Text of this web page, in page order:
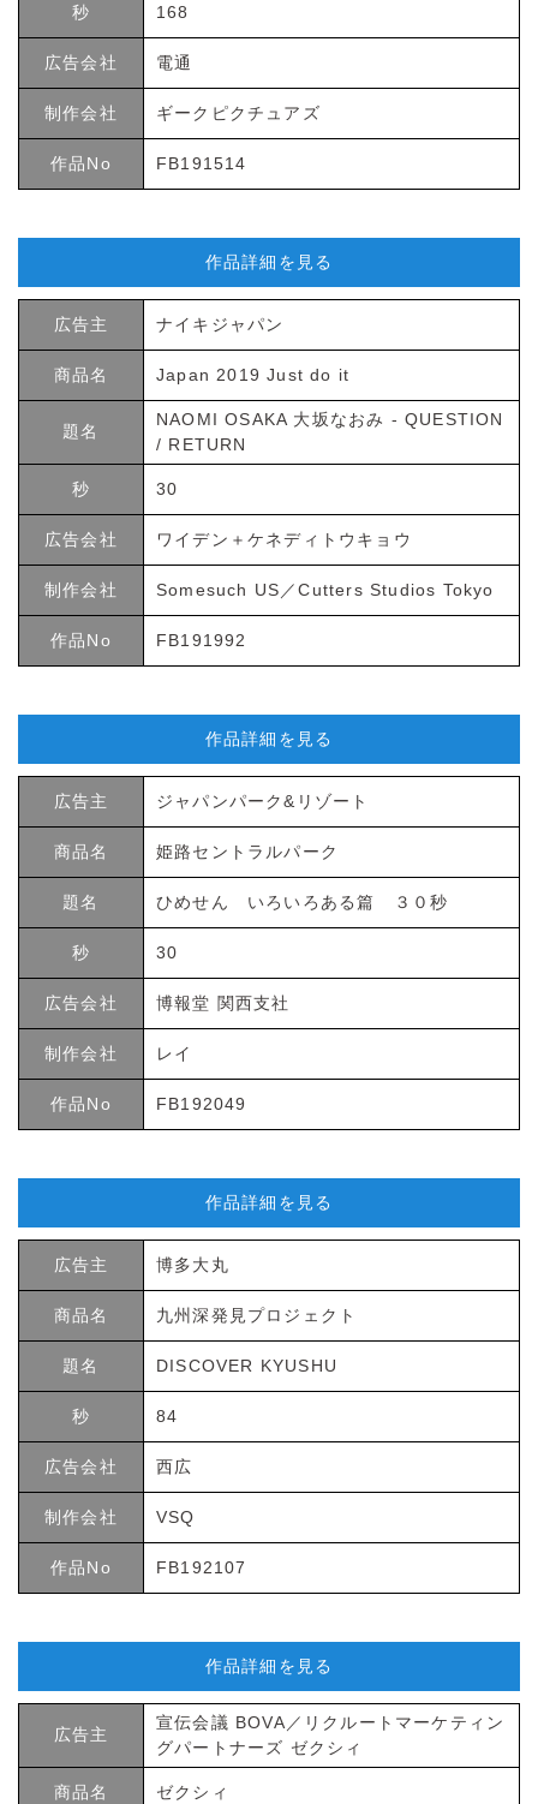
秒 168
広告会社 電通
制作会社 ギークピクチュアズ
作品No FB191514
作品詳細を見る
広告主 ナイキジャパン
商品名 Japan 2019 Just do it
題名
NAOMI OSAKA 大坂なおみ - QUESTION
/ RETURN
秒 30
広告会社 ワイデン＋ケネディトウキョウ
制作会社 Somesuch US／Cutters Studios Tokyo
作品No FB191992
作品詳細を見る
広告主 ジャパンパーク&リゾート
商品名 姫路セントラルパーク
題名 ひめせん いろいろある篇 ３０秒
秒 30
広告会社 博報堂 関西支社
制作会社 レイ
作品No FB192049
作品詳細を見る
広告主 博多大丸
商品名 九州深発見プロジェクト
題名 DISCOVER KYUSHU
秒 84
広告会社 西広
制作会社 VSQ
作品No FB192107
作品詳細を見る
広告主
宣伝会議 BOVA／リクルートマーケティン
グパートナーズ ゼクシィ
商品名 ゼクシィ